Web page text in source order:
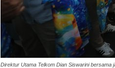
Direktur Utama Telkom Dian Siswarini bersama